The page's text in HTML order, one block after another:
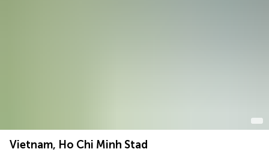
Vietnam, Ho Chi Minh Stad